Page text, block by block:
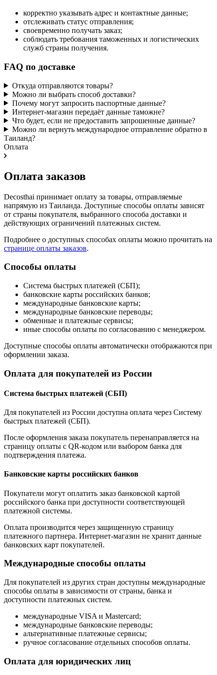
корректно указывать адрес и контактные данные;
отслеживать статус отправления;
своевременно получать заказ;
соблюдать требования таможенных и логистических
служб страны получения.
FAQ по доставке
Откуда отправляются товары?
Можно ли выбрать способ доставки?
Почему могут запросить паспортные данные?
Интернет-магазин передаёт данные таможне?
Что будет, если не предоставить запрошенные данные?
Можно ли вернуть международное отправление обратно в
Таиланд?
Оплата
Оплата заказов
Decosthai принимает оплату за товары, отправляемые
напрямую из Таиланда. Доступные способы оплаты зависят
от страны покупателя, выбранного способа доставки и
действующих ограничений платежных систем.
Подробнее о доступных способах оплаты можно прочитать на
странице оплаты заказов.
Способы оплаты
Система быстрых платежей (СБП);
банковские карты российских банков;
международные банковские карты;
международные банковские переводы;
обменные и платежные сервисы;
иные способы оплаты по согласованию с менеджером.
Доступные способы оплаты автоматически отображаются при
оформлении заказа.
Оплата для покупателей из России
Система быстрых платежей (СБП)
Для покупателей из России доступна оплата через Систему
быстрых платежей (СБП).
После оформления заказа покупатель перенаправляется на
страницу оплаты с QR-кодом или выбором банка для
подтверждения платежа.
Банковские карты российских банков
Покупатели могут оплатить заказ банковской картой
российского банка при доступности соответствующей
платежной системы.
Оплата производится через защищенную страницу
платежного партнера. Интернет-магазин не хранит данные
банковских карт покупателей.
Международные способы оплаты
Для покупателей из других стран доступны международные
способы оплаты в зависимости от страны, банка и
доступности платежных систем.
международные VISA и Mastercard;
международные банковские переводы;
альтернативные платежные сервисы;
ручное согласование отдельных способов оплаты.
Оплата для юридических лиц